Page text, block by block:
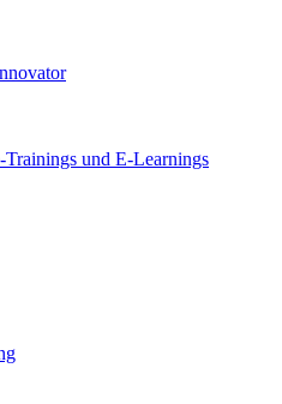
und E-Learnings